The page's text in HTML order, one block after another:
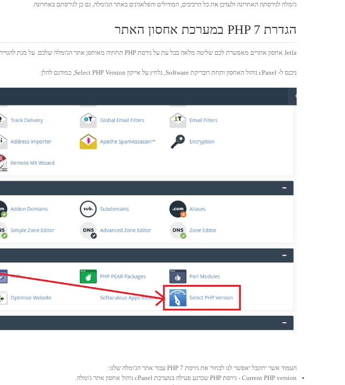
ג'ומלה לגירסתה האחרונה ולעדכן את כל הרכיבים, המודולים והפלאגינים באתר הג'ומלה, גם כן לגירסתם באחרונה.
הגדרת PHP 7 במערכת אחסון האתר
Jetla אחסון אתרים מאפשרת לכם שליטה מלאה בכל עת על גירסת PHP תחתיה מאוחסן אתר הג'ומלה שלכם. על מנת להגדיר את מערכת אחסון אתר הג'ומלה לעבודה בגירסת PHP 7, יש לבצע את השלבים הבאים:
ניכנס ל- cPanel ניהול האחסון ותחת רובריקת Software, נלחץ על אייקון Select PHP Version, כמודגם להלן:
העמוד אשר יתקבל יאפשר לנו לבחור את גירסת PHP 7 עבור אתר הג'ומלה שלנו:
Current PHP version - גירסת PHP שכרגע פעילה במערכת cPanel ניהול אחסון אתר ג'ומלה.